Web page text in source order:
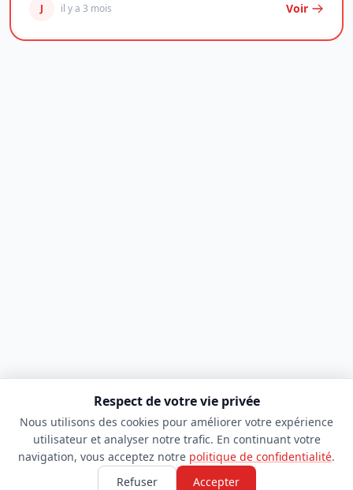
J il y a 3 mois Voir
Respect de votre vie privée
Nous utilisons des cookies pour améliorer votre expérience
utilisateur et analyser notre trafic. En continuant votre
navigation, vous acceptez notre politique de confidentialité.
Refuser
Accepter